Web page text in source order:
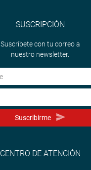
SUSCRIPCIÓN
Suscríbete con tu correo a
nuestro newsletter.
Suscribirme
CENTRO DE ATENCIÓN